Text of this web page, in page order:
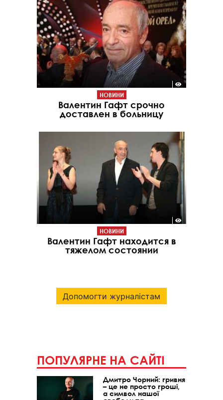
НОВИНИ
Валентин Гафт срочно
доставлен в больницу
НОВИНИ
Валентин Гафт находится в
тяжелом состоянии
Допомогти журналістам
ПОПУЛЯРНЕ НА САЙТІ
Дмитро Чорний: гривня
– це не просто гроші,
а символ нашої